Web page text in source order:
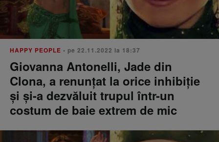
HAPPY PEOPLE • pe 22.11.2022 la 18:37
Giovanna Antonelli, Jade din
Clona, a renunțat la orice inhibiție
și și-a dezvăluit trupul într-un
costum de baie extrem de mic